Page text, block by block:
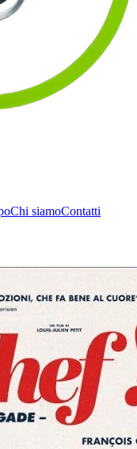
Chi siamoContatti